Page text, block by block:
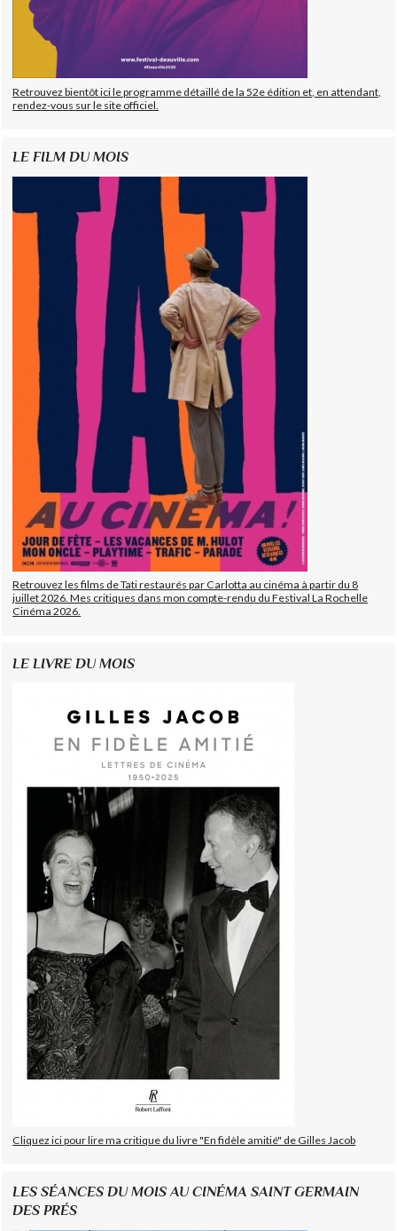
Retrouvez bientôt ici le programme détaillé de la 52e édition et, en attendant,
rendez-vous sur le site officiel.
LE FILM DU MOIS
Retrouvez les films de Tati restaurés par Carlotta au cinéma à partir du 8
juillet 2026. Mes critiques dans mon compte-rendu du Festival La Rochelle
Cinéma 2026.
LE LIVRE DU MOIS
Cliquez ici pour lire ma critique du livre "En fidèle amitié" de Gilles Jacob
LES SÉANCES DU MOIS AU CINÉMA SAINT GERMAIN
DES PRÉS